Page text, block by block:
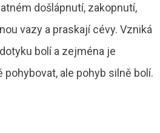
došlápnutí, zakopnutí,
vazy a praskají cévy. Vzniká
bolí a zejména je
ale pohyb silně bolí.